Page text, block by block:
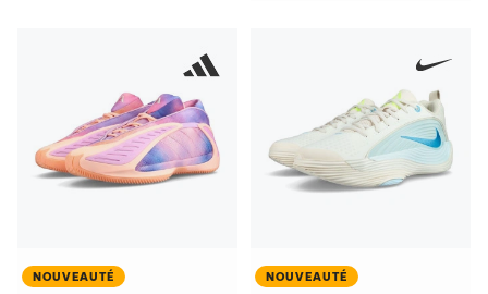
NOUVEAUTÉ NOUVEAUTÉ